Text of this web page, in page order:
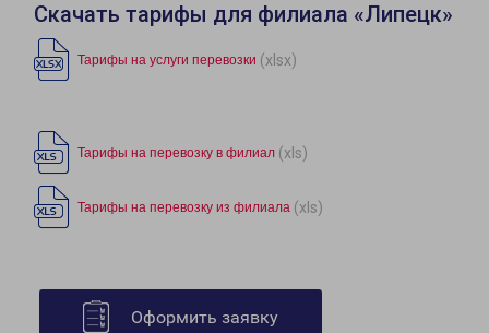
Скачать тарифы для филиала «Липецк»
Тарифы на услуги перевозки (xlsx)
Тарифы на перевозку в филиал (xls)
Тарифы на перевозку из филиала (xls)
Оформить заявку